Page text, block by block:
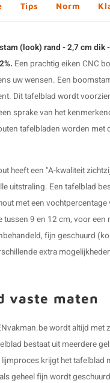
Tips Norm
(look) rand - 2,7 cm
Een prachtig eiken CNC
uw wensen. Een
Dittafelblad wordt
sprake van het
tafelbladen worden
heeft een "A-kwaliteit
uitstraling. Een tafelblad
met een
tussen 9 en 12 cm, voor
fijn geschuurd
extra
vaste maten
wordt altijd
bestaat uit meerdere
krijgt het tafelblad
geheel fijn wordt